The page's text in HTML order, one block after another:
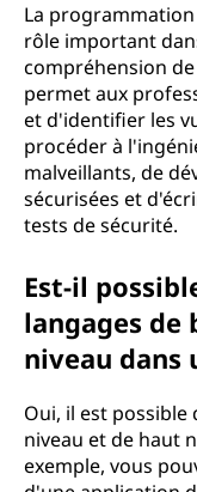
La
rôle important
compréhension
permet aux
et d'identifier les
procéder à
malveillants, de
sécurisées et
tests de sécurité.
Est-il
langages de
niveau dans
Oui, il est possible
niveau et de haut
exemple, vous